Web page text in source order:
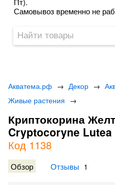
Самовывоз временно не
Акватема.рф → Декор →
Живые растения →
Криптокорина
Cryptocoryne Lutea
Код 1138
Обзор Отзывы 1